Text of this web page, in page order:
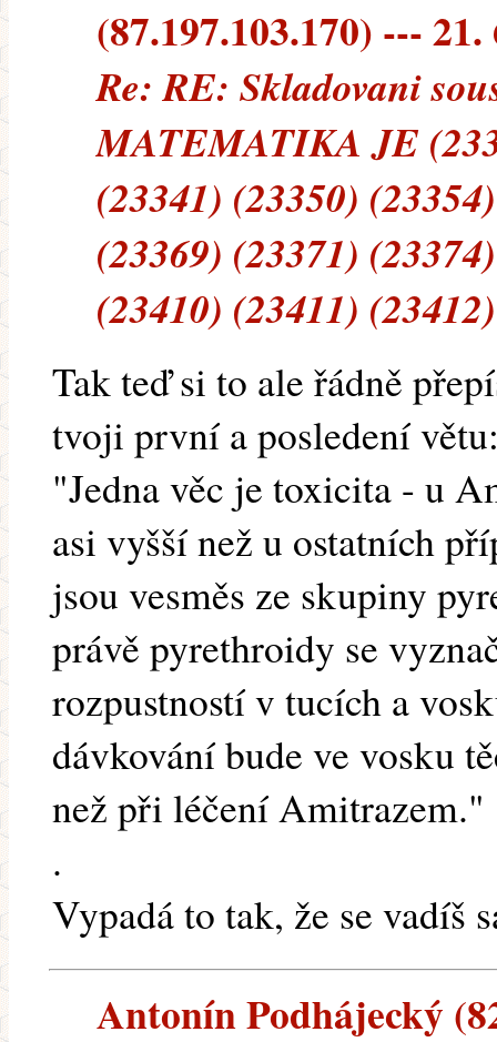
(87.197.103.170) --- 21.
Re: RE: Skladovani
MATEMATIKA JE
(23341) (23350)
(23369) (23371)
(23410) (23411) (23412)
Tak teď si to ale řádně
tvoji první a posledení
"Jedna věc je toxicita - u
asi vyšší než u ostatních
jsou vesměs ze skupiny
právě pyrethroidy se
rozpustností v tucích a
dávkování bude ve vosku
než při léčení Amitrazem."
.
Vypadá to tak, že se vadíš
Antonín Podhájecký